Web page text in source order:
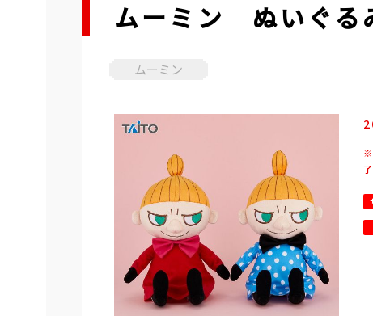
ムーミン ぬいぐ
ムーミン
※